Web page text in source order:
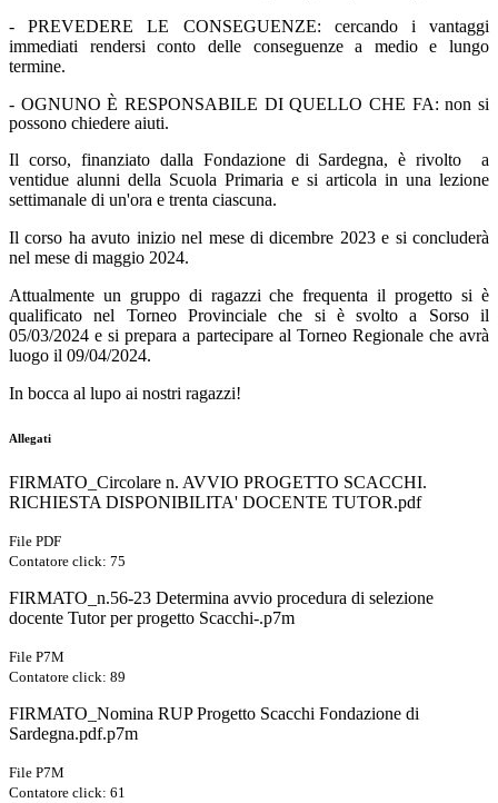
- PREVEDERE LE CONSEGUENZE: cercando i vantaggi
immediati rendersi conto delle conseguenze a medio e lungo
termine.
- OGNUNO È RESPONSABILE DI QUELLO CHE FA: non si
possono chiedere aiuti.
Il corso, finanziato dalla Fondazione di Sardegna, è rivolto a
ventidue alunni della Scuola Primaria e si articola in una lezione
settimanale di un'ora e trenta ciascuna.
Il corso ha avuto inizio nel mese di dicembre 2023 e si concluderà
nel mese di maggio 2024.
Attualmente un gruppo di ragazzi che frequenta il progetto si è
qualificato nel Torneo Provinciale che si è svolto a Sorso il
05/03/2024 e si prepara a partecipare al Torneo Regionale che avrà
luogo il 09/04/2024.
In bocca al lupo ai nostri ragazzi!
Allegati
FIRMATO_Circolare n. AVVIO PROGETTO SCACCHI.
RICHIESTA DISPONIBILITA' DOCENTE TUTOR.pdf
File PDF
Contatore click: 75
FIRMATO_n.56-23 Determina avvio procedura di selezione
docente Tutor per progetto Scacchi-.p7m
File P7M
Contatore click: 89
FIRMATO_Nomina RUP Progetto Scacchi Fondazione di
Sardegna.pdf.p7m
File P7M
Contatore click: 61